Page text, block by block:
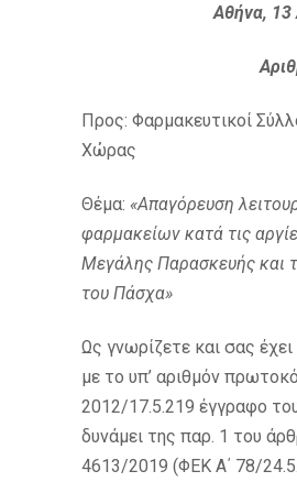
Αθήνα, 13
Προς: Φαρμακευτικοί
Χώρας
Θέμα: «Απαγόρευση
φαρμακείων κατά τις
Μεγάλης Παρασκευής και
του Πάσχα»
Ως γνωρίζετε και σας έχει
με το υπ’ αριθμόν
2012/17.5.219 έγγραφο
δυνάμει της παρ. 1 του
4613/2019 (ΦΕΚ Α΄ 78/